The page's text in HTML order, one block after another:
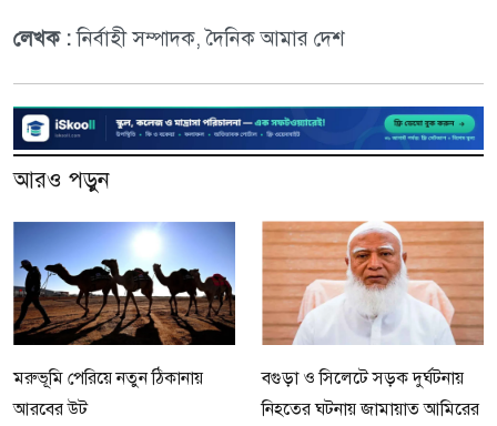
লেখক :নির্বাহী সম্পাদক, দৈনিক আমার দেশ
আরও পড়ুন
মরুভূমি পেরিয়ে নতুন ঠিকানায়
আরবের উট
বগুড়া ও সিলেটে সড়ক দুর্ঘটনায়
নিহতের ঘটনায় জামায়াত আমিরের